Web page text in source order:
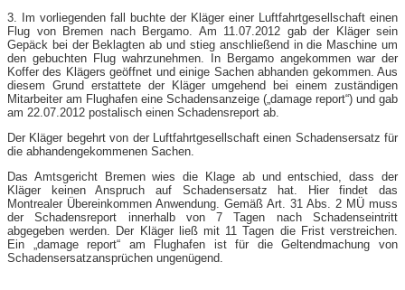
3. Im vorliegenden fall buchte der Kläger einer Luftfahrtgesellschaft einen
Flug von Bremen nach Bergamo. Am 11.07.2012 gab der Kläger sein
Gepäck bei der Beklagten ab und stieg anschließend in die Maschine um
den gebuchten Flug wahrzunehmen. In Bergamo angekommen war der
Koffer des Klägers geöffnet und einige Sachen abhanden gekommen. Aus
diesem Grund erstattete der Kläger umgehend bei einem zuständigen
Mitarbeiter am Flughafen eine Schadensanzeige („damage report“) und gab
am 22.07.2012 postalisch einen Schadensreport ab.
Der Kläger begehrt von der Luftfahrtgesellschaft einen Schadensersatz für
die abhandengekommenen Sachen.
Das Amtsgericht Bremen wies die Klage ab und entschied, dass der
Kläger keinen Anspruch auf Schadensersatz hat. Hier findet das
Montrealer Übereinkommen Anwendung. Gemäß Art. 31 Abs. 2 MÜ muss
der Schadensreport innerhalb von 7 Tagen nach Schadenseintritt
abgegeben werden. Der Kläger ließ mit 11 Tagen die Frist verstreichen.
Ein „damage report“ am Flughafen ist für die Geltendmachung von
Schadensersatzansprüchen ungenügend.